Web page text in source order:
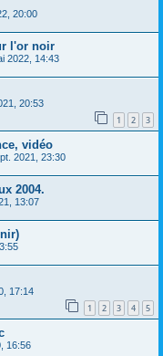
20:00
l'or noir
2022, 14:43
20:53
1 2 3
vidéo
2021, 23:30
2004.
13:07
17:14
1 2 3 4 5
16:56